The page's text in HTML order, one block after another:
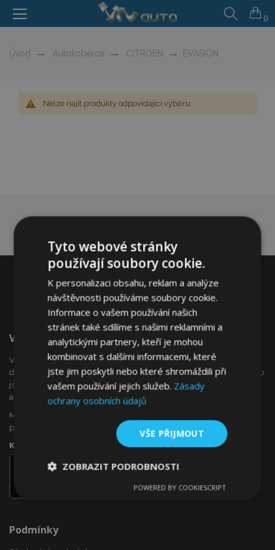
0
Úvod Autokoberce CITROEN EVASION
Nelze najít produkty odpovídající výběru.
Vítejte Na VTVauto.cz
VTVauto je maloobchodním prodejcem a velkoobchodním
dodavatelem autopříslušenství a autodoplňků v Evropě, jako
jsou např .: ozdobné kryty kol (poklice), okenní deflektory,
autopotahy, autorohože, chromové kryty a rámy, ...
Máte zájem o dropshipping, nebo se chcete stát naším
partnerem?
Kontaktujte nás ještě dnes!
Podmínky
Tyto webové stránky
používají soubory cookie.
K personalizaci obsahu, reklam a analýze
návštěvnosti používáme soubory cookie.
Informace o vašem používání našich
stránek také sdílíme s našimi reklamními a
analytickými partnery, kteří je mohou
kombinovat s dalšími informacemi, které
jste jim poskytli nebo které shromáždili při
vašem používání jejich služeb. Zásady
ochrany osobních údajů
VŠE PŘIJMOUT
ZOBRAZIT PODROBNOSTI
Výkonové
Soubory
POWERED BY COOKIESCRIPT